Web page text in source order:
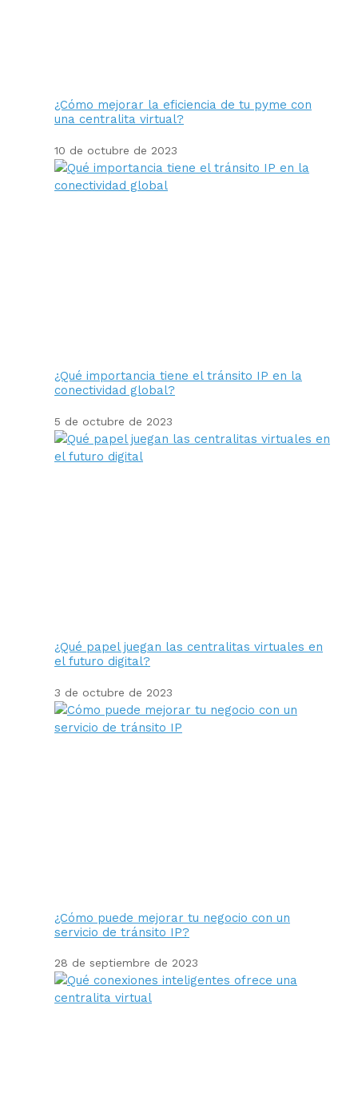
¿Cómo mejorar la eficiencia de tu pyme con
una centralita virtual?
10 de octubre de 2023
¿Qué importancia tiene el tránsito IP en la
conectividad global?
5 de octubre de 2023
¿Qué papel juegan las centralitas virtuales en
el futuro digital?
3 de octubre de 2023
¿Cómo puede mejorar tu negocio con un
servicio de tránsito IP?
28 de septiembre de 2023